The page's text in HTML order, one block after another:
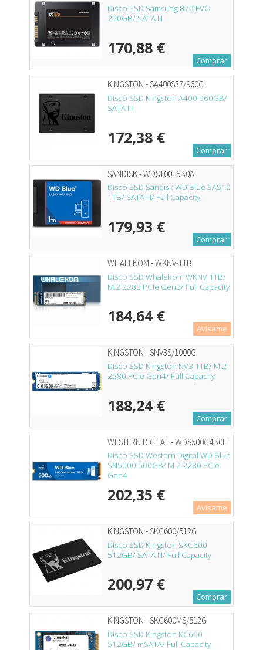
Disco SSD Samsung 870 EVO
250GB/ SATA III
170,88 €
Comprar
KINGSTON - SA400S37/960G
Disco SSD Kingston A400 960GB/
SATA III
172,38 €
Comprar
SANDISK - WDS100T5B0A
Disco SSD Sandisk WD Blue SA510
1TB/ SATA III/ Full Capacity
179,93 €
Comprar
WHALEKOM - WKNV-1TB
Disco SSD Whalekom WKNV 1TB/
M.2 2280 PCIe Gen3/ Full Capacity
184,64 €
Avísame
KINGSTON - SNV3S/1000G
Disco SSD Kingston NV3 1TB/ M.2
2280 PCIe Gen4/ Full Capacity
188,24 €
Comprar
WESTERN DIGITAL - WDS500G4B0E
Disco SSD Western Digital WD Blue
SN5000 500GB/ M.2 2280 PCIe
Gen4
202,35 €
Avísame
KINGSTON - SKC600/512G
Disco SSD Kingston SKC600
512GB/ SATA III/ Full Capacity
200,97 €
Comprar
KINGSTON - SKC600MS/512G
Disco SSD Kingston KC600
512GB/ mSATA/ Full Capacity